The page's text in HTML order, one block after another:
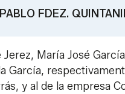
PABLO FDEZ.
Jerez, María José
García,
y al de la empresa